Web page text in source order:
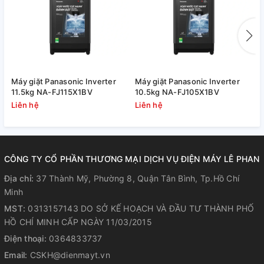
Yên tâm hơn với tính năng khóa trẻ
em an toàn
khiến máy dừng hoạt động hoặc mở nắp máy ra gây nguy
hiểm cho trẻ.
Máy giặt Panasonic Inverter
11.5kg NA-FJ115X1BV
Liên hệ
Máy giặt Panasonic Inverter
10.5kg NA-FJ105X1BV
Liên hệ
CÔNG TY CỔ PHẦN THƯƠNG MẠI DỊCH VỤ ĐIỆN MÁY LÊ PHAN
Địa chỉ: 37 Thành Mỹ, Phường 8, Quận Tân Bình, Tp.Hồ Chí
Minh
MST: 0313157143 DO SỞ KẾ HOẠCH VÀ ĐẦU TƯ THÀNH PHỐ
HỒ CHÍ MINH CẤP NGÀY 11/03/2015
Điện thoại: 0364833737
Email: CSKH@dienmayt.vn